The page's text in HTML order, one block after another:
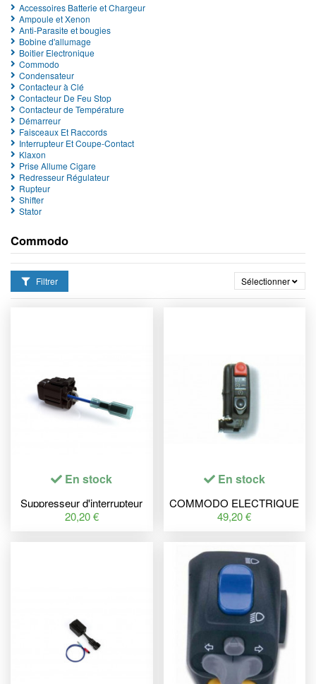
Commodo
Filtrer Sélectionner
En stock
Suppresseur d'interrupteur
DENALI 2.0 Switch
20,20 €
En stock
COMMODO ELECTRIQUE
DROIT
49,20 €
Accessoires Batterie et Chargeur
Ampoule et Xenon
Anti-Parasite et bougies
Bobine d'allumage
Boitier Electronique
Commodo
Condensateur
Contacteur à Clé
Contacteur De Feu Stop
Contacteur de Température
Démarreur
Faisceaux Et Raccords
Interrupteur Et Coupe-Contact
Klaxon
Prise Allume Cigare
Redresseur Régulateur
Rupteur
Shifter
Stator